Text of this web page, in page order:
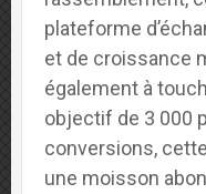
plateforme
et de croissance
également à
objectif de 3 000
conversions,
une moisson